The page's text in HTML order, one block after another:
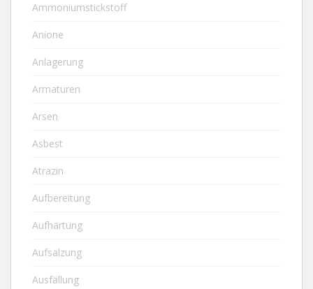
Ammoniumstickstoff
Anione
Anlagerung
Armaturen
Arsen
Asbest
Atrazin
Aufbereitung
Aufhärtung
Aufsalzung
Ausfällung